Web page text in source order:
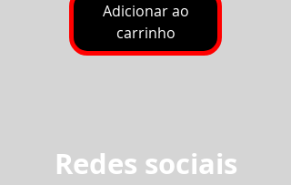
Adicionar ao
carrinho
Redes sociais